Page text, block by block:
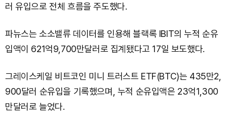
러 유입으로 전체 흐름을 주도했다.
파뉴스는 소소밸류 데이터를 인용해 블랙록 IBIT의 누적 순유
입액이 621억9,700만달러로 집계됐다고 17일 보도했다.
그레이스케일 비트코인 미니 트러스트 ETF(BTC)는 435만2,
900달러 순유입을 기록했으며, 누적 순유입액은 23억1,300
만달러로 늘었다.